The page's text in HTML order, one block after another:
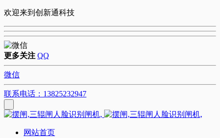
欢迎来到创新通科技
更多关注 QQ
微信
联系电话：13825232947
网站首页